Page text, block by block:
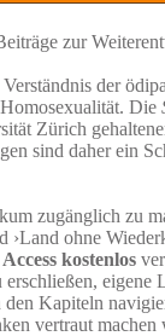
zur
der
Die
Zürich
sind daher ein
zugänglich zu
›Land ohne
kostenlos
eigene
Kapiteln
vertraut machen